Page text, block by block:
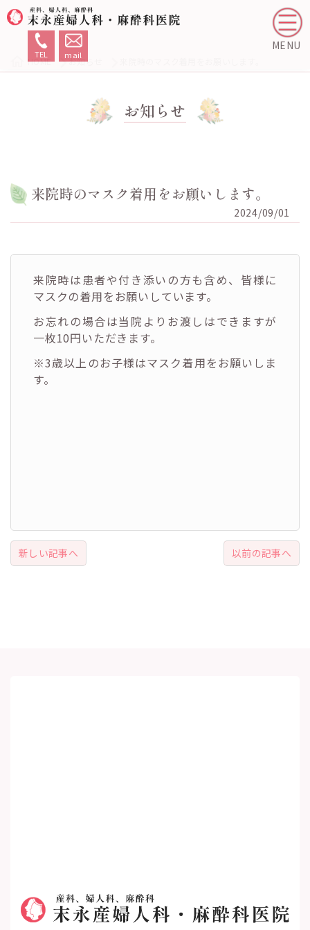
TEL mail
MENU
HOME お知らせ
お知らせ
来院時のマスク着用をお願いします。
2024/09/01
来院時は患者や付き添いの方も含め、皆様に
マスクの着用をお願いしています。
お忘れの場合は当院よりお渡しはできますが
一枚10円いただきます。
※3歳以上のお子様はマスク着用をお願いしま
す。
新しい記事へ 以前の記事へ